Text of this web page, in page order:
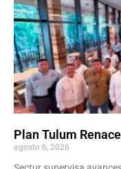
Plan Tulum
agosto 6, 2026